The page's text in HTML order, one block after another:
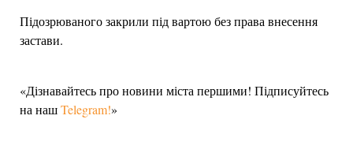
Підозрюваного закрили під вартою без права внесення
застави.
«Дізнавайтесь про новини міста першими! Підписуйтесь
на нашTelegram!»